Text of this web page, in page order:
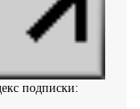
подписки: